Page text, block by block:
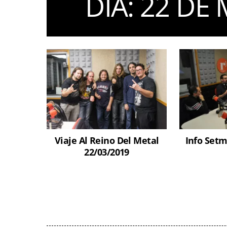
Viaje Al Reino Del Metal
22/03/2019
Info